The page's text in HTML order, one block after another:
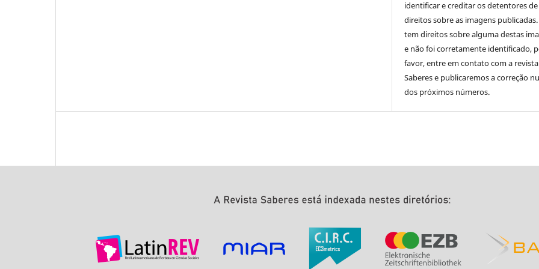
identificar e creditar os detentores de
direitos sobre as imagens publicadas.
tem direitos sobre alguma destas
e não foi corretamente identificado,
favor, entre em contato com a revista
Saberes e publicaremos a correção
dos próximos números.